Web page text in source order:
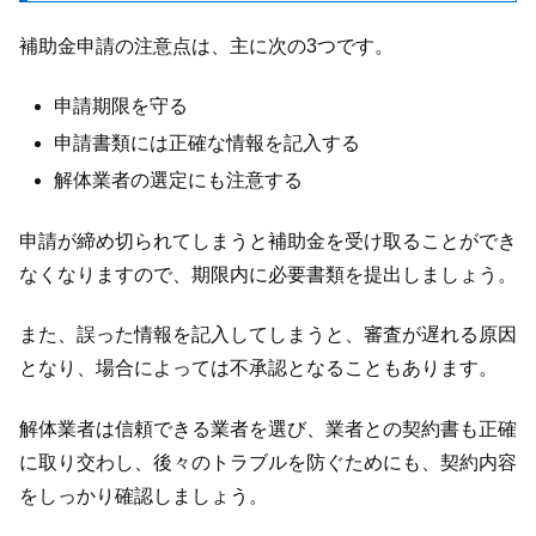
補助金申請の注意点は、主に次の3つです。
申請期限を守る
申請書類には正確な情報を記入する
解体業者の選定にも注意する
申請が締め切られてしまうと補助金を受け取ることができ
なくなりますので、期限内に必要書類を提出しましょう。
また、誤った情報を記入してしまうと、審査が遅れる原因
となり、場合によっては不承認となることもあります。
解体業者は信頼できる業者を選び、業者との契約書も正確
に取り交わし、後々のトラブルを防ぐためにも、契約内容
をしっかり確認しましょう。